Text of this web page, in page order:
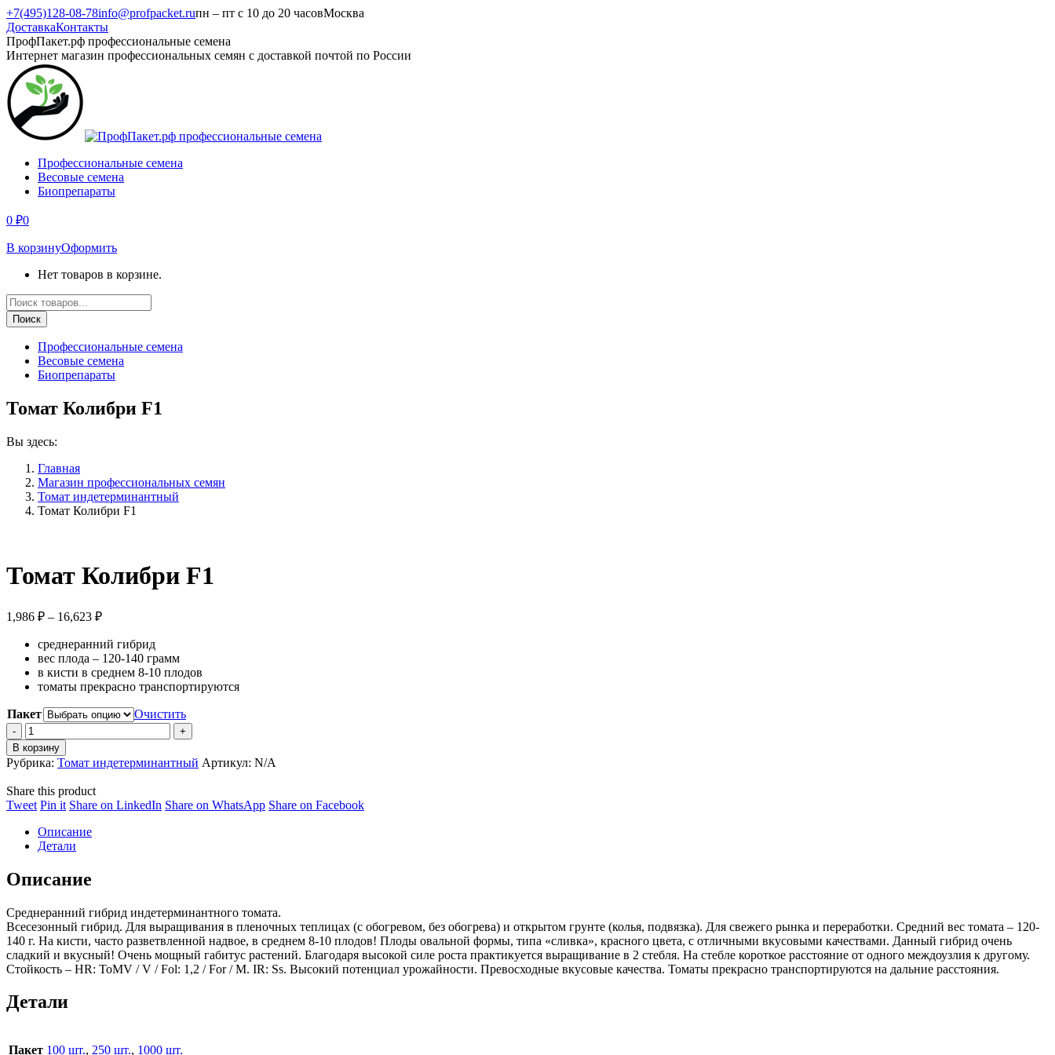
Перейти
к
содержанию
+7(495)128-08-78info@profpacket.ruпн – пт с 10 до 20 часовМосква
ДоставкаКонтакты
Facebook
page
opens
in
new
window
Одноклассники
page
opens
in
new
window
Instagram
page
opens
in
new
window
Вконтакте
page
opens
in
new
window
Viber
page
opens
in
new
window
Whatsapp
page
opens
in
new
window
ПрофПакет.рф профессиональные семена
Интернет магазин профессиональных семян с доставкой почтой по России
Профессиональные семена
Весовые семена
Биопрепараты
0 ₽0
В корзинуОформить
Нет товаров в корзине.
Поиск
товаров
Поиск
Профессиональные семена
Весовые семена
Биопрепараты
Томат Колибри F1
Вы здесь:
Главная
Магазин профессиональных семян
Томат индетерминантный
Томат Колибри F1
Томат Колибри F1
1,986 ₽ – 16,623 ₽Диапазон
1,986 ₽
–
16,623 ₽
среднеранний гибрид
вес плода – 120-140 грамм
в кисти в среднем 8-10 плодов
томаты прекрасно транспортируются
Пакет
Очистить
Томат
Колибри
F1
quantity
В корзину
Рубрика: Томат индетерминантный Артикул: N/A
Share this product
TweetShare
Twitter
Pin itShare
Pinterest
Share on LinkedIn Share
Share on WhatsAppShare
Share on FacebookShare
Описание
Детали
Описание
Среднеранний гибрид индетерминантного томата.
Всесезонный гибрид. Для выращивания в пленочных теплицах (с обогревом, без обогрева) и открытом грунте (колья, подвязка). Для свежего рынка и переработки. Средний вес томата – 120-
140 г. На кисти, часто разветвленной надвое, в среднем 8-10 плодов! Плоды овальной формы, типа «сливка», красного цвета, с отличными вкусовыми качествами. Данный гибрид очень
сладкий и вкусный! Очень мощный габитус растений. Благодаря высокой силе роста практикуется выращивание в 2 стебля. На стебле короткое расстояние от одного междоузлия к другому.
Стойкость – HR: ToMV / V / Fol: 1,2 / For / M. IR: Ss. Высокий потенциал урожайности. Превосходные вкусовые качества. Томаты прекрасно транспортируются на дальние расстояния.
Детали
Пакет 100 шт., 250 шт., 1000 шт.